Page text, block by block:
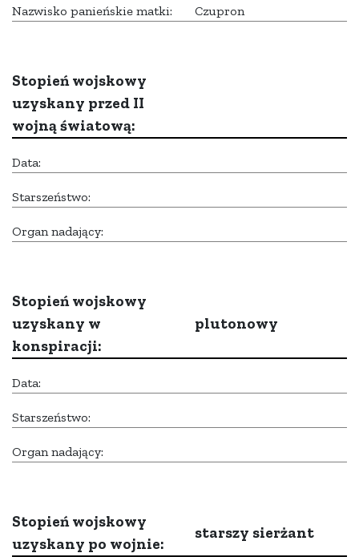
Nazwisko panieńskie matki: Czupron
Stopień wojskowy
uzyskany przed II
wojną światową:
Data:
Starszeństwo:
Organ nadający:
Stopień wojskowy
uzyskany w
konspiracji:
plutonowy
Data:
Starszeństwo:
Organ nadający:
Stopień wojskowy
uzyskany po wojnie:
starszy sierżant